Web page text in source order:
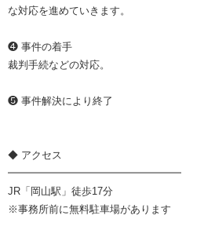
な対応を進めていきます。
❹ 事件の着手
裁判手続などの対応。
❺ 事件解決により終了
◆ アクセス
━━━━━━━━━━━━━━━━━
JR「岡山駅」徒歩17分
※事務所前に無料駐車場があります